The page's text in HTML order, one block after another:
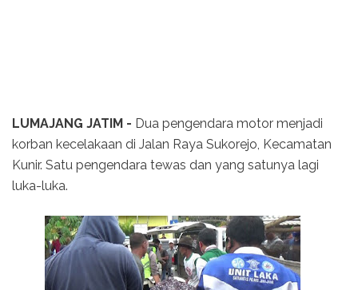
LUMAJANG JATIM - Dua pengendara motor menjadi
korban kecelakaan di Jalan Raya Sukorejo, Kecamatan
Kunir. Satu pengendara tewas dan yang satunya lagi
luka-luka.